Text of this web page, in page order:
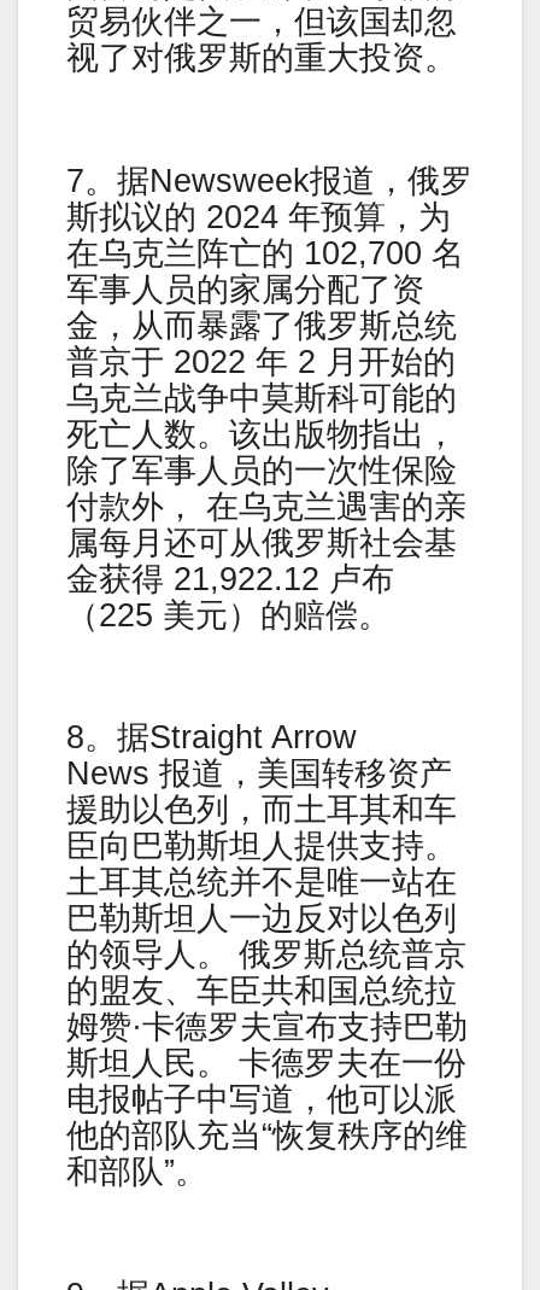
贸易伙伴之一，但该国却忽
视了对俄罗斯的重大投资。
7。据Newsweek报道，俄罗
斯拟议的 2024 年预算，为
在乌克兰阵亡的 102,700 名
军事人员的家属分配了资
金，从而暴露了俄罗斯总统
普京于 2022 年 2 月开始的
乌克兰战争中莫斯科可能的
死亡人数。该出版物指出，
除了军事人员的一次性保险
付款外， 在乌克兰遇害的亲
属每月还可从俄罗斯社会基
金获得 21,922.12 卢布
（225 美元）的赔偿。
8。据Straight Arrow
News 报道，美国转移资产
援助以色列，而土耳其和车
臣向巴勒斯坦人提供支持。
土耳其总统并不是唯一站在
巴勒斯坦人一边反对以色列
的领导人。 俄罗斯总统普京
的盟友、车臣共和国总统拉
姆赞·卡德罗夫宣布支持巴勒
斯坦人民。 卡德罗夫在一份
电报帖子中写道，他可以派
他的部队充当“恢复秩序的维
和部队”。